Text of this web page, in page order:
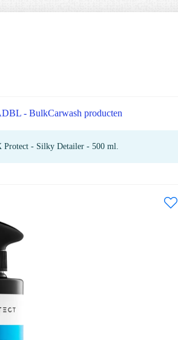
- BulkCarwash producten
Protect - Silky Detailer - 500 ml.